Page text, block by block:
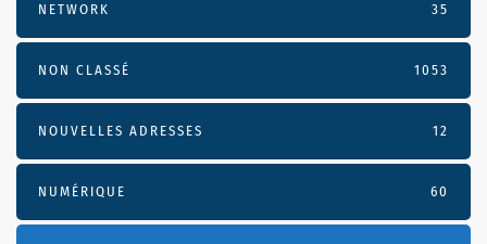
NETWORK 35
NON CLASSÉ 1053
NOUVELLES ADRESSES 12
NUMÉRIQUE 60